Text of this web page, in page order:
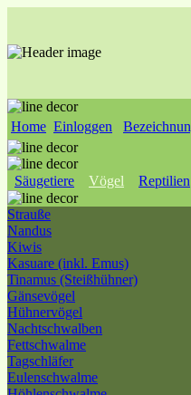
Home Einloggen
Säugetiere Vögel Reptilien
Strauße
Nandus
Kiwis
Kasuare (inkl. Emus)
Tinamus (Steißhühner)
Gänsevögel
Hühnervögel
Nachtschwalben
Fettschwalme
Tagschläfer
Eulenschwalme